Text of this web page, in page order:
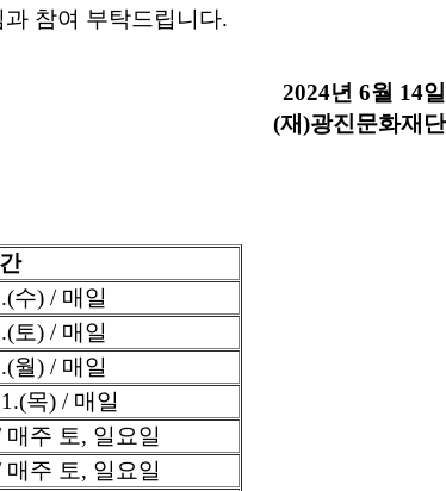
참여 부탁드립니다.
2024년 6월 14일
화재단
수) / 매일
토) / 매일
월) / 매일
목) / 매일
매주 토, 일요일
매주 토, 일요일